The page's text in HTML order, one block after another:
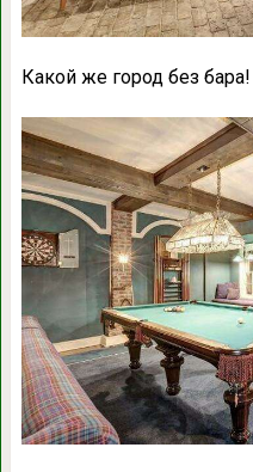
Какой же город без бара!